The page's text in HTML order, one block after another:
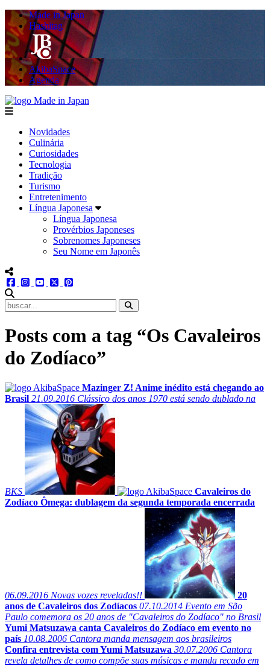
Made in Japan
Hashitag
AkibaSpace
Agenda
menu
Novidades
Culinária
Curiosidades
Tecnologia
Tradição
Turismo
Entretenimento
Língua Japonesa
Língua Japonesa
Provérbios Japoneses
Sobrenomes Japoneses
Seu Nome em Japonês
menu redes social
facebookinstagram
youtube
twitter
Posts com a tag “Os Cavaleiros
do Zodíaco”
Mazinger Z! Anime inédito está chegando ao
Brasil 21.09.2016 Clássico dos anos 1970 está sendo dublado na
BKS
Cavaleiros do
Zodíaco Ômega: dublagem da segunda temporada encerrada
06.09.2016 Novas vozes reveladas!!
20
anos de Cavaleiros dos Zodíacos 07.10.2014 Evento em São
Paulo comemora os 20 anos de "Cavaleiros do Zodíaco" no Brasil
Yumi Matsuzawa canta Cavaleiros do Zodíaco em evento no
país 10.08.2006 Cantora manda mensagem aos brasileiros
Confira entrevista com Yumi Matsuzawa 30.07.2006 Cantora
revela detalhes de como compõe suas músicas e manda recado em